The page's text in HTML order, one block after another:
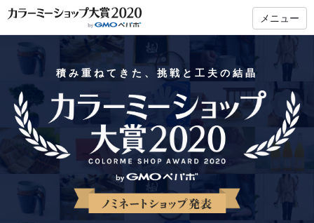
メニュー
積み重ねてきた、挑戦と工夫の結晶